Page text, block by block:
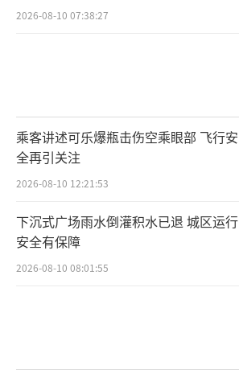
2026-08-10 07:38:27
乘客讲述可乐爆瓶击伤空乘眼部 飞行安
全再引关注
2026-08-10 12:21:53
下沉式广场雨水倒灌积水已退 城区运行
安全有保障
2026-08-10 08:01:55